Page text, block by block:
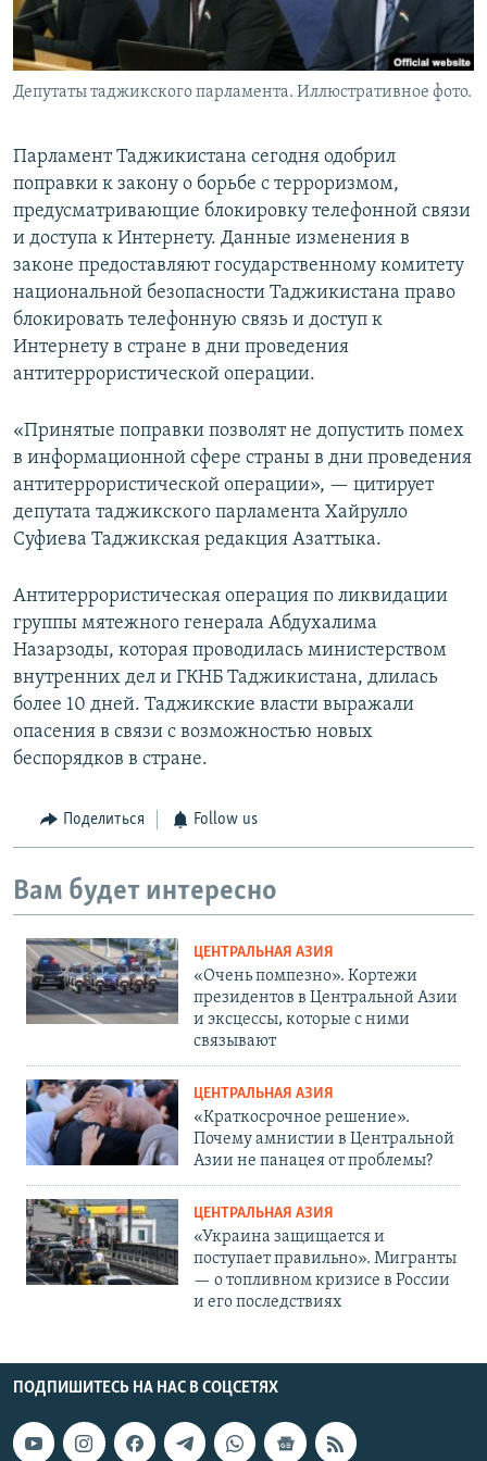
Депутаты таджикского парламента. Иллюстративное фото.
Парламент Таджикистана сегодня одобрил
поправки к закону о борьбе с терроризмом,
предусматривающие блокировку телефонной связи
и доступа к Интернету. Данные изменения в
законе предоставляют государственному комитету
национальной безопасности Таджикистана право
блокировать телефонную связь и доступ к
Интернету в стране в дни проведения
антитеррористической операции.
«Принятые поправки позволят не допустить помех
в информационной сфере страны в дни проведения
антитеррористической операции», — цитирует
депутата таджикского парламента Хайрулло
Суфиева Таджикская редакция Азаттыка.
Антитеррористическая операция по ликвидации
группы мятежного генерала Абдухалима
Назарзоды, которая проводилась министерством
внутренних дел и ГКНБ Таджикистана, длилась
более 10 дней. Таджикские власти выражали
опасения в связи с возможностью новых
беспорядков в стране.
Поделиться Follow us
Вам будет интересно
ЦЕНТРАЛЬНАЯ АЗИЯ
«Очень помпезно». Кортежи
президентов в Центральной Азии
и эксцессы, которые с ними
связывают
ЦЕНТРАЛЬНАЯ АЗИЯ
«Краткосрочное решение».
Почему амнистии в Центральной
Азии не панацея от проблемы?
ЦЕНТРАЛЬНАЯ АЗИЯ
«Украина защищается и
поступает правильно». Мигранты
— о топливном кризисе в России
и его последствиях
ПОДПИШИТЕСЬ НА НАС В СОЦСЕТЯХ